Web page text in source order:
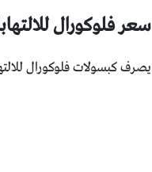
سعر فلوكورال
يصرف كبسولات فلوكورال